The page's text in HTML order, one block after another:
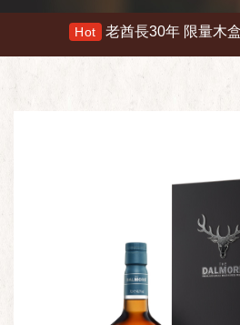
老酋長30年 限量木盒版